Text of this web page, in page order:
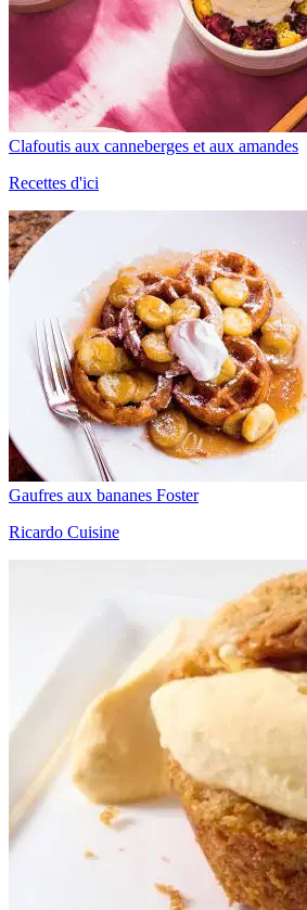
Clafoutis aux canneberges et aux amandes
Recettes d'ici
Gaufres aux bananes Foster
Ricardo Cuisine